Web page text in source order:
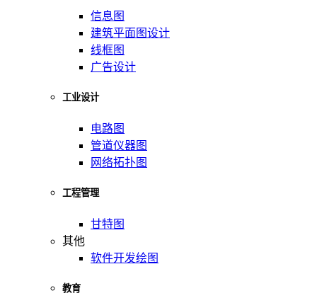
信息图
建筑平面图设计
线框图
广告设计
工业设计
电路图
管道仪器图
网络拓扑图
工程管理
甘特图
其他
软件开发绘图
教育